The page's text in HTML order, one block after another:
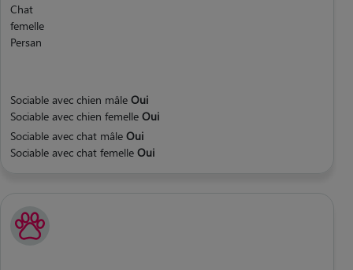
Chat
femelle
Persan
Sociable avec chien mâle Oui
Sociable avec chien femelle Oui
Sociable avec chat mâle Oui
Sociable avec chat femelle Oui